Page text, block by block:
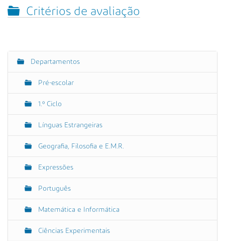
A
v
ç
Critérios de avaliação
N
Departamentos
Pré-escolar
1.º Ciclo
Línguas Estrangeiras
Geografia, Filosofia e E.M.R.
Expressões
Português
Matemática e Informática
Ciências Experimentais